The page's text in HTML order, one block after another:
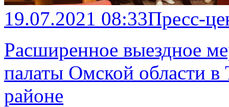
19.07.2021 08:33Пресс-
Расширенное выездное
палаты Омской области
районе